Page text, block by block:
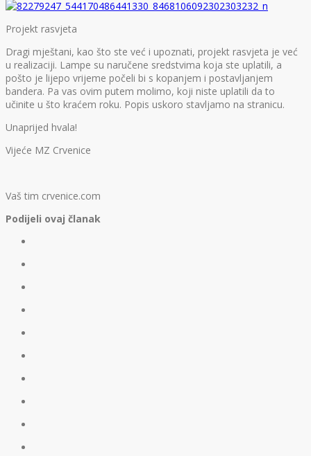
Projekt rasvjeta
Dragi mještani, kao što ste već i upoznati, projekt rasvjeta je već
u realizaciji. Lampe su naručene sredstvima koja ste uplatili, a
pošto je lijepo vrijeme počeli bi s kopanjem i postavljanjem
bandera. Pa vas ovim putem molimo, koji niste uplatili da to
učinite u što kraćem roku. Popis uskoro stavljamo na stranicu.
Unaprijed hvala!
Vijeće MZ Crvenice
Vaš tim crvenice.com
Podijeli ovaj članak